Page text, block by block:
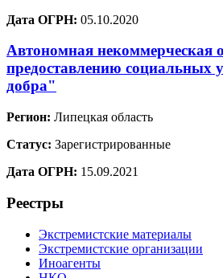
Дата ОГРН: 05.10.2020
Автономная некоммерческая
предоставлению социальных
добра"
Регион: Липецкая область
Статус: Зарегистрированные
Дата ОГРН: 15.09.2021
Реестры
Экстремистские материалы
Экстремистские организации
Иноагенты